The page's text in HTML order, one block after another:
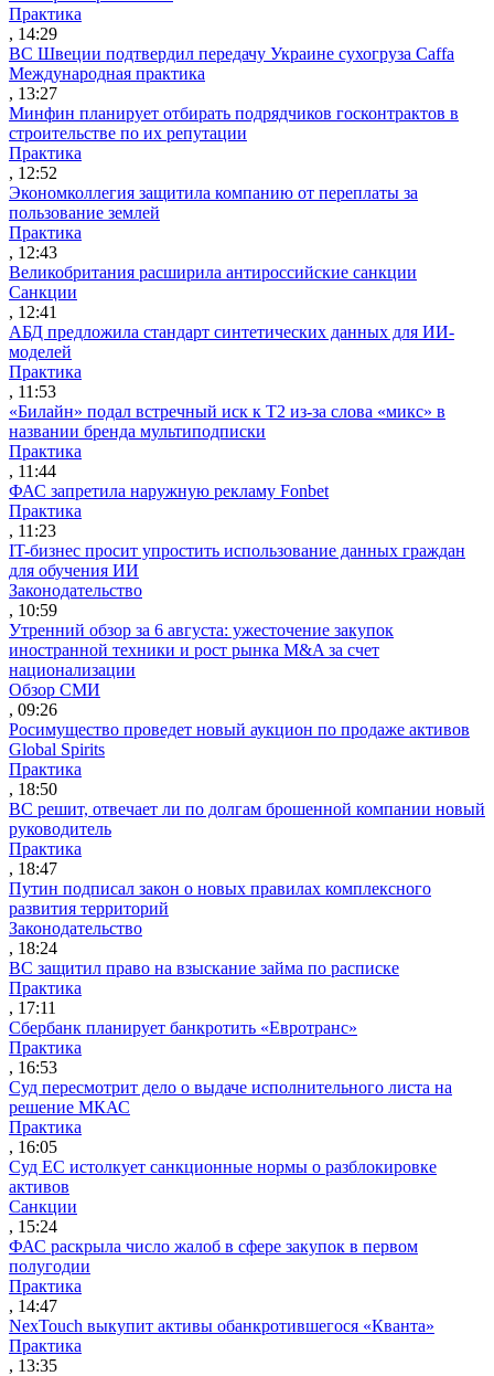
Практика
, 14:29
ВС Швеции подтвердил передачу Украине сухогруза Caffa
Международная практика
, 13:27
Минфин планирует отбирать подрядчиков госконтрактов в
строительстве по их репутации
Практика
, 12:52
Экономколлегия защитила компанию от переплаты за
пользование землей
Практика
, 12:43
Великобритания расширила антироссийские санкции
Санкции
, 12:41
АБД предложила стандарт синтетических данных для ИИ-
моделей
Практика
, 11:53
«Билайн» подал встречный иск к Т2 из-за слова «микс» в
названии бренда мультиподписки
Практика
, 11:44
ФАС запретила наружную рекламу Fonbet
Практика
, 11:23
IT-бизнес просит упростить использование данных граждан
для обучения ИИ
Законодательство
, 10:59
Утренний обзор за 6 августа: ужесточение закупок
иностранной техники и рост рынка M&A за счет
национализации
Обзор СМИ
, 09:26
Росимущество проведет новый аукцион по продаже активов
Global Spirits
Практика
, 18:50
ВС решит, отвечает ли по долгам брошенной компании новый
руководитель
Практика
, 18:47
Путин подписал закон о новых правилах комплексного
развития территорий
Законодательство
, 18:24
ВС защитил право на взыскание займа по расписке
Практика
, 17:11
Сбербанк планирует банкротить «Евротранс»
Практика
, 16:53
Суд пересмотрит дело о выдаче исполнительного листа на
решение МКАС
Практика
, 16:05
Суд ЕС истолкует санкционные нормы о разблокировке
активов
Санкции
, 15:24
ФАС раскрыла число жалоб в сфере закупок в первом
полугодии
Практика
, 14:47
NexTouch выкупит активы обанкротившегося «Кванта»
Практика
, 13:35